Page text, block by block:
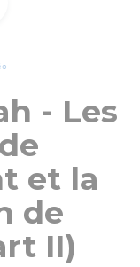
- Les
et la
de
II)